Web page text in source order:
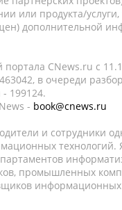
или продукта/
дополнительной
CNews.ru c
в очереди
199124.
- book@cnews.ru
и сотрудники
промышленных
информационных